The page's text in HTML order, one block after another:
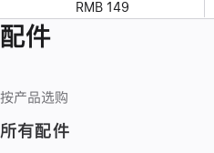
RMB 149
配件
按产品选购
所有配件